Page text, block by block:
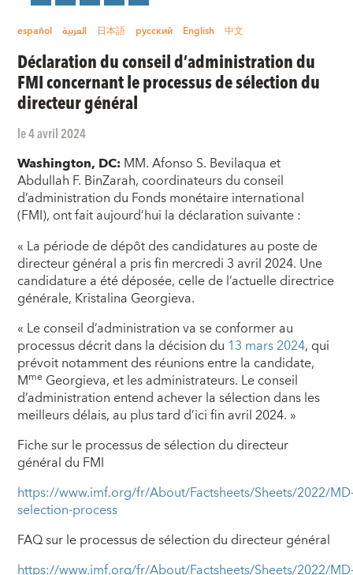
español العربية 日本語 русский English 中文
Déclaration du conseil d’administration du
FMI concernant le processus de sélection du
directeur général
le 4 avril 2024
Washington, DC:MM. Afonso S. Bevilaqua et
Abdullah F. BinZarah, coordinateurs du conseil
d’administration du Fonds monétaire international
(FMI), ont fait aujourd’hui la déclaration suivante :
« La période de dépôt des candidatures au poste de
directeur général a pris fin mercredi 3 avril 2024. Une
candidature a été déposée, celle de l’actuelle directrice
générale, Kristalina Georgieva.
« Le conseil d’administration va se conformer au
processus décrit dans la décision du 13 mars 2024, qui
prévoit notamment des réunions entre la candidate,
Mme Georgieva, et les administrateurs. Le conseil
d’administration entend achever la sélection dans les
meilleurs délais, au plus tard d’ici fin avril 2024. »
Fiche sur le processus de sélection du directeur
général du FMI
https://www.imf.org/fr/About/Factsheets/Sheets/2022/
selection-process
FAQ sur le processus de sélection du directeur général
https://www.imf.org/fr/About/Factsheets/Sheets/2022/